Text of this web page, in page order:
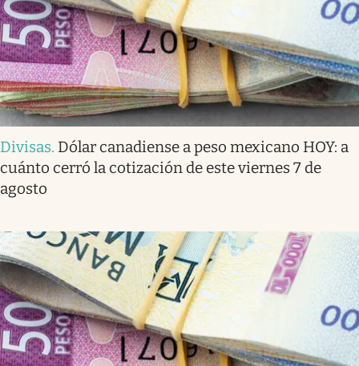
Divisas. Dólar canadiense a peso mexicano HOY: a
cuánto cerró la cotización de este viernes 7 de
agosto